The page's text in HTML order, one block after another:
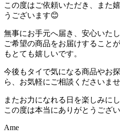
この度はご依頼いただき、また
うございます😊
無事にお手元へ届き、安心いたし
ご希望の商品をお届けすること
もとても嬉しいです。
今後もタイで気になる商品やお
ら、お気軽にご相談くださいませ
またお力になれる日を楽しみに
この度は本当にありがとうござい
Ame